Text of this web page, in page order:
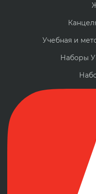
Учебная и
Наборы